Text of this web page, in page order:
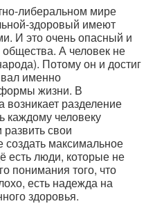
либеральном мире
здоровый имеют
И это очень опасный и
А человек не
Потому он и достиг
именно
жизни. В
разделение
каждому человеку
свои
создать максимальное
есть люди, которые не
понимания того, что
есть надежда на
здоровья.